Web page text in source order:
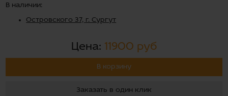
В наличии:
Островского 37, г. Сургут
Цена: 11900 руб
В корзину
Заказать в один клик